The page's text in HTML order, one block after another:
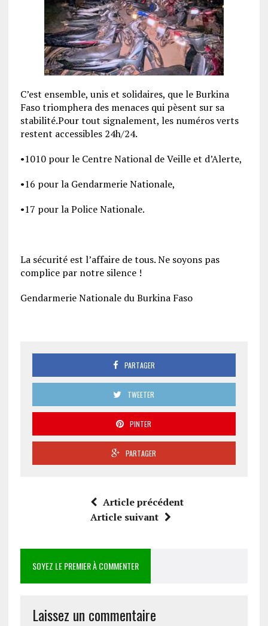
C’est ensemble, unis et solidaires, que le Burkina
Faso triomphera des menaces qui pèsent sur sa
stabilité.Pour tout signalement, les numéros verts
restent accessibles 24h/24.
•1010 pour le Centre National de Veille et d’Alerte,
•16 pour la Gendarmerie Nationale,
•17 pour la Police Nationale.
La sécurité est l’affaire de tous. Ne soyons pas
complice par notre silence !
Gendarmerie Nationale du Burkina Faso
PARTAGER
TWEETER
PINTER
PARTAGER
Article précédent
Article suivant
SOYEZ LE PREMIER À COMMENTER
Laissez un commentaire